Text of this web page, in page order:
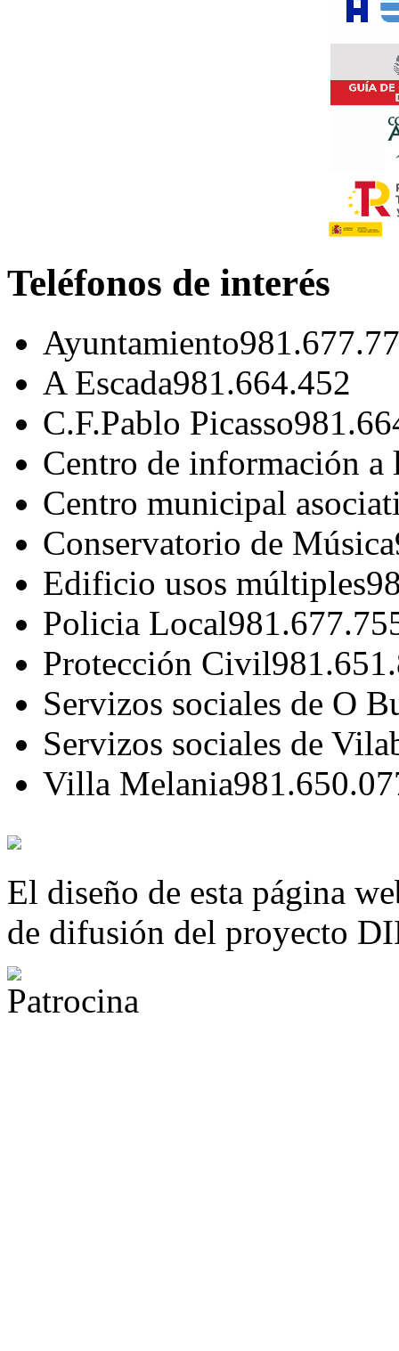
Teléfonos de interés
Ayuntamiento
A Escada981.664.452
C.F.Pablo Picasso
Centro de información
Centro municipal
Conservatorio de Música
Edificio usos múltiples
Policia Local
Protección Civil
Servizos sociales de O
Servizos sociales de
Villa Melania
El diseño de esta página
de difusión del proyecto